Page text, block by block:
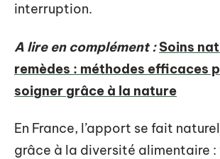
interruption.
A lire en complément : Soins
remèdes : méthodes efficaces
soigner grâce à la nature
En France, l’apport se fait
grâce à la diversité alimentaire :